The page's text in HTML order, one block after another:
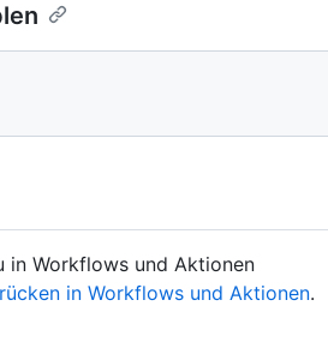
in Workflows und Aktionen
in Workflows und Aktionen.